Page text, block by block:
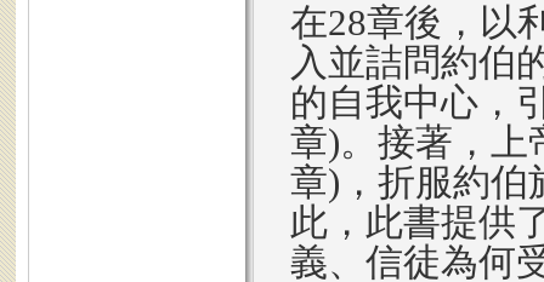
在28章後，以
入並詰問約伯
的自我中心，
章)。接著，上
章)，折服約伯
此，此書提供
義、信徒為何